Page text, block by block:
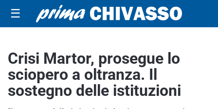
☰
Crisi Martor, prosegue lo
sciopero a oltranza. Il
sostegno delle istituzioni